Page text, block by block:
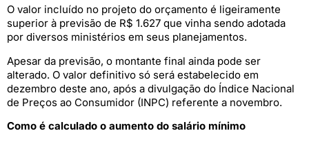
O valor incluído no projeto do orçamento é ligeiramente
superior à previsão de R$ 1.627 que vinha sendo adotada
por diversos ministérios em seus planejamentos.
Apesar da previsão, o montante final ainda pode ser
alterado. O valor definitivo só será estabelecido em
dezembro deste ano, após a divulgação do Índice Nacional
de Preços ao Consumidor (INPC) referente a novembro.
Como é calculado o aumento do salário mínimo